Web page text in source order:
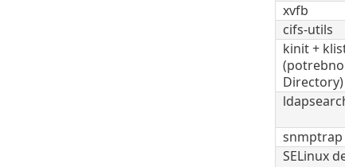
xvfb
cifs-utils
kinit +
(potrebno
Directory)
snmptrap
SELinux